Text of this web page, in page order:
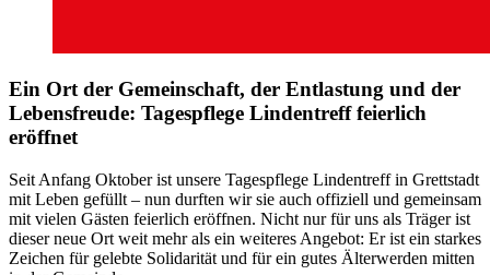
Ein Ort der Gemeinschaft, der Entlastung und der
Lebensfreude: Tagespflege Lindentreff feierlich
eröffnet
Seit Anfang Oktober ist unsere Tagespflege Lindentreff in Grettstadt
mit Leben gefüllt – nun durften wir sie auch offiziell und gemeinsam
mit vielen Gästen feierlich eröffnen. Nicht nur für uns als Träger ist
dieser neue Ort weit mehr als ein weiteres Angebot: Er ist ein starkes
Zeichen für gelebte Solidarität und für ein gutes Älterwerden mitten